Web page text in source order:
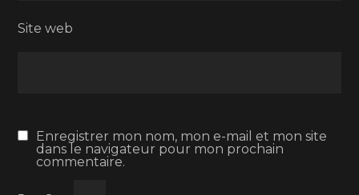
Site web
Enregistrer mon nom, mon e-mail et mon site
dans le navigateur pour mon prochain
commentaire.